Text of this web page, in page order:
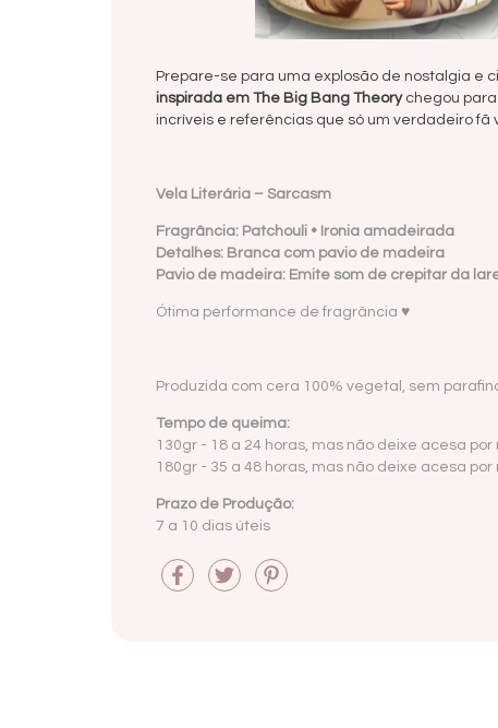
Prepare-se para uma explosão de nostalgia e
inspirada em The Big Bang Theorychegou para
incríveis e referências que só um verdadeiro fã
Vela Literária – Sarcasm
Fragrância: Patchouli • Ironia amadeirada
Detalhes: Branca com pavio de madeira
Pavio de madeira: Emite som de crepitar da
Ótima performance de fragrância ♥
Produzida com cera 100% vegetal, sem
Tempo de queima:
130gr - 18 a 24 horas, mas não deixe acesa por
180gr - 35 a 48 horas, mas não deixe acesa por
Prazo de Produção:
7 a 10 dias úteis